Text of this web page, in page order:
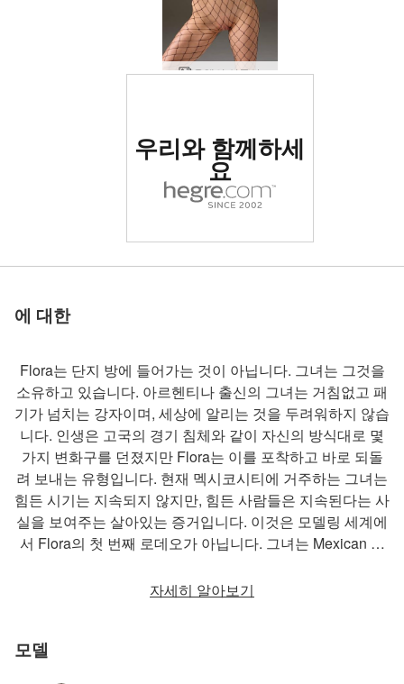
육체의 식물상
로 평가됨
우리와 함께하세
요
플로라 적합하고 재미
플로라 톤 유혹자
플로라 원더 우먼
플로라 투혼
플로라 청바지Flora와 핀란드의 Alex Tom이 2부를 추모합니다.
로 평가됨
우리와 함께하세
요
베를린에서의 플로라 사진 촬영핀란드의 Flora와 Mike Tom이 1부를 추모합니다.
플로라 침대 바람둥이
플로라 플라잉Alya Coxy Flora Thea Zaika 트로피컬 스튜디오
Alya Coxy Flora Thea Zaika 야외 스튜디오
로 평가됨
우리와 함께하세
요
플로라 웹캠 활동
침대에서 플로라
헤그레드림월드
플로라 gyno 서커스바다에서 플로라와 자이카 섹스
플로라 핑거
로 평가됨
우리와 함께하세
요
플로라와 자이카 모래 유혹
Alya의 Coxy and Flora 바디 밸런스
Flora 단단한 빛 part1
Coxy Flora Thea Zaika 비치 피트니스
알리야 페인팅 플로라
Alya의 Coxy Flora Thea 젖은 페인트
Alya의 Coxy and Flora 수영장 파티
Coxy Flora Thea Zaika 4 디바
플로라 감정 Coxy Flora Thea Zaika 젖은 몸
로 평가됨
우리와 함께하세
요
의료 자위 마사지
Coxy Flora 테아 자이카 빅 스플래쉬
Ally의 Petter 백스테이지 태국CoxyFloraTheaZaika벌거벗은운동
Coxy Flora Thea Zaika 비키니 배틀
Alya의 Coxy Flora Thea Zaika 반사
로 평가됨
우리와 함께하세
요
Alya의 Flora Thea Zaika 복시
Coxy Flora 테아 자이카 샌디
Alya Coxy Flora Thea Zaika 조각품
Alya Coxy Flora Thea Zaika 사진 세션
플로라 바디 아트
상호 성감 마사지
로 평가됨
우리와 함께하세
요
꽃잎
에 대한
Flora는 단지 방에 들어가는 것이 아닙니다. 그녀는 그것을
소유하고 있습니다. 아르헨티나 출신의 그녀는 거침없고 패
기가 넘치는 강자이며, 세상에 알리는 것을 두려워하지 않습
니다. 인생은 고국의 경기 침체와 같이 자신의 방식대로 몇
가지 변화구를 던졌지만 Flora는 이를 포착하고 바로 되돌
려 보내는 유형입니다. 현재 멕시코시티에 거주하는 그녀는
힘든 시기는 지속되지 않지만, 힘든 사람들은 지속된다는 사
실을 보여주는 살아있는 증거입니다. 이것은 모델링 세계에
서 Flora의 첫 번째 로데오가 아닙니다. 그녀는 Mexican …
자세히 알아보기
모델